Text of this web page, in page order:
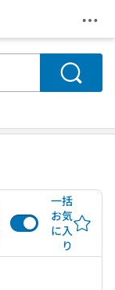
メ
検索
一括
お気
に入
り